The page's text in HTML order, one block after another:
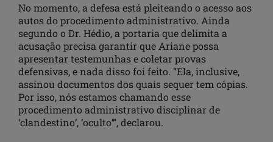
No momento, a defesa está pleiteando o acesso aos
autos do procedimento administrativo. Ainda
segundo o Dr. Hédio, a portaria que delimita a
acusação precisa garantir que Ariane possa
apresentar testemunhas e coletar provas
defensivas, e nada disso foi feito. “Ela, inclusive,
assinou documentos dos quais sequer tem cópias.
Por isso, nós estamos chamando esse
procedimento administrativo disciplinar de
‘clandestino’, ‘oculto’”, declarou.